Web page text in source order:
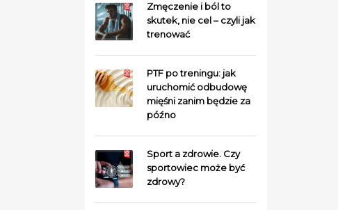
Zmęczenie i ból to
skutek, nie cel – czyli jak
trenować
PTF po treningu: jak
uruchomić odbudowę
mięśni zanim będzie za
późno
Sport a zdrowie. Czy
sportowiec może być
zdrowy?